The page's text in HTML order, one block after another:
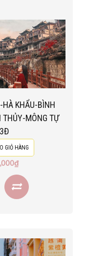
HÀ KHẨU-BÌNH
THỦY-MÔNG TỰ
GIỎ HÀNG